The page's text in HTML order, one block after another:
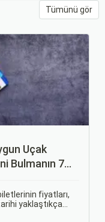
Tümünü gör
Uçak
Bulmanın 7
fiyatları,
yaklaştıkça